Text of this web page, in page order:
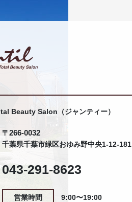
Beauty Salon（ジャンティー）
〒266-0032​​​​​​​
千葉県千葉市緑区おゆみ野中央1-12-181
043-291-8623
営業時間 9:00〜19:00